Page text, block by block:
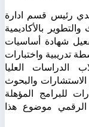
رئيس قسم ادارة
بالأكاديمية
شهادة أساسيات
تدريبية واختبارات
الدراسات العليا
الاستشارات والبحوث
للبرامج المؤهلة
موضوع هذا